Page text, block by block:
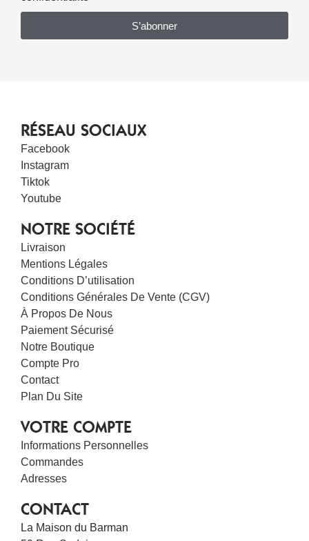
S’abonner
RÉSEAU SOCIAUX
Facebook
Instagram
Tiktok
Youtube
NOTRE SOCIÉTÉ
Livraison
Mentions Légales
Conditions D’utilisation
Conditions Générales De Vente (CGV)
À Propos De Nous
Paiement Sécurisé
Notre Boutique
Compte Pro
Contact
Plan Du Site
VOTRE COMPTE
Informations Personnelles
Commandes
Adresses
CONTACT
La Maison du Barman